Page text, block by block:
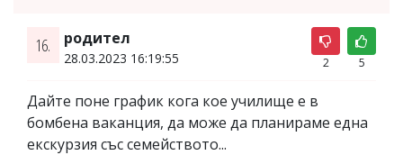
16. родител
28.03.2023 16:19:55 2 5
Дайте поне график кога кое училище е в
бомбена ваканция, да може да планираме една
екскурзия със семейството...